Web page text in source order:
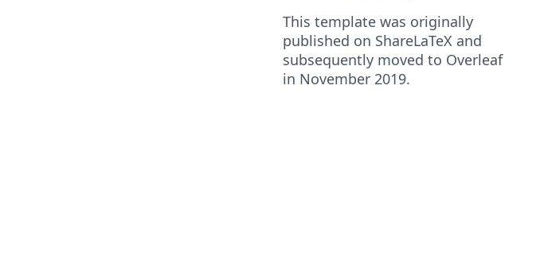
This template was originally
published on ShareLaTeX and
subsequently moved to Overleaf
in November 2019.